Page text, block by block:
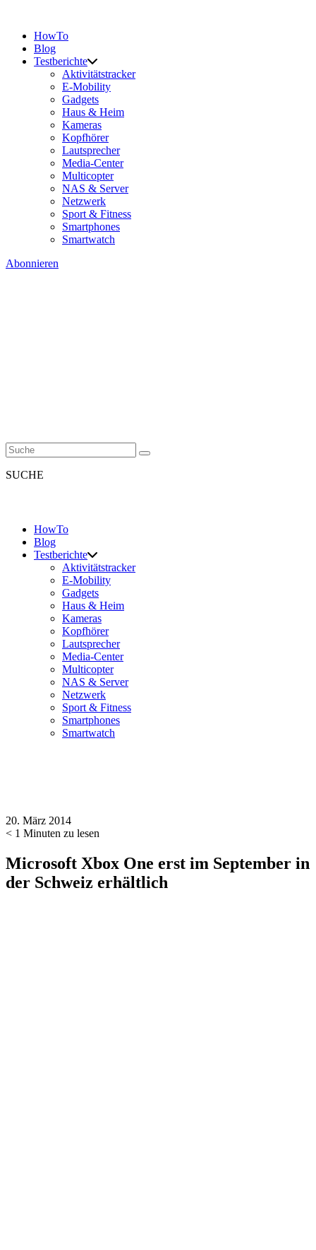
HowTo
Blog
Testberichte
Aktivitätstracker
E-Mobility
Gadgets
Haus & Heim
Kameras
Kopfhörer
Lautsprecher
Media-Center
Multicopter
NAS & Server
Netzwerk
Sport & Fitness
Smartphones
Smartwatch
Abonnieren
SUCHE
HowTo
Blog
Testberichte
Aktivitätstracker
E-Mobility
Gadgets
Haus & Heim
Kameras
Kopfhörer
Lautsprecher
Media-Center
Multicopter
NAS & Server
Netzwerk
Sport & Fitness
Smartphones
Smartwatch
20. März 2014
< 1 Minuten zu lesen
Microsoft Xbox One erst im September in
der Schweiz erhältlich